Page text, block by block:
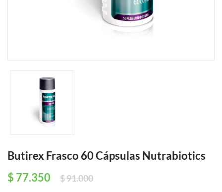
Butirex Frasco 60 Cápsulas Nutrabiotics
$ 77.350
$ 91.000